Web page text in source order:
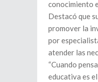
conocimiento
Destacó que
promover la
por
atender las
“Cuando
educativa es